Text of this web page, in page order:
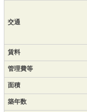
交通
賃料
管理費等
面積
築年数